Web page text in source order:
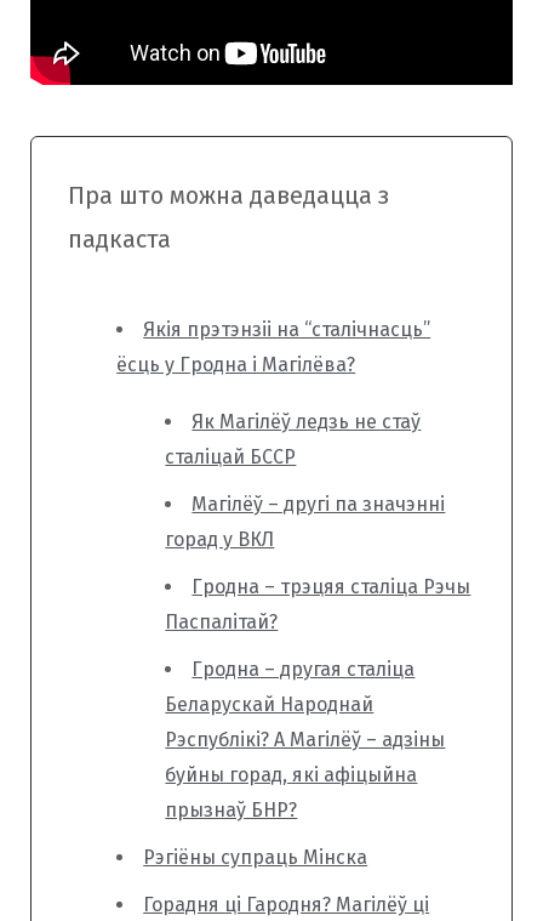
Пра што можна даведацца з
падкаста
Якія прэтэнзіі на “сталічнасць”
ёсць у Гродна і Магілёва?
Як Магілёў ледзь не стаў
сталіцай БССР
Магілёў – другі па значэнні
горад у ВКЛ
Гродна – трэцяя сталіца Рэчы
Паспалітай?
Гродна – другая сталіца
Беларускай Народнай
Рэспублікі? А Магілёў – адзіны
буйны горад, які афіцыйна
прызнаў БНР?
Рэгіёны супраць Мінска
Горадня ці Гародня? Магілёў ці